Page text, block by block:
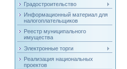
Градостроительство
Информационный материал для
налогоплательщиков
Реестр муниципального
имущества
Электронные торги
Реализация национальных
проектов